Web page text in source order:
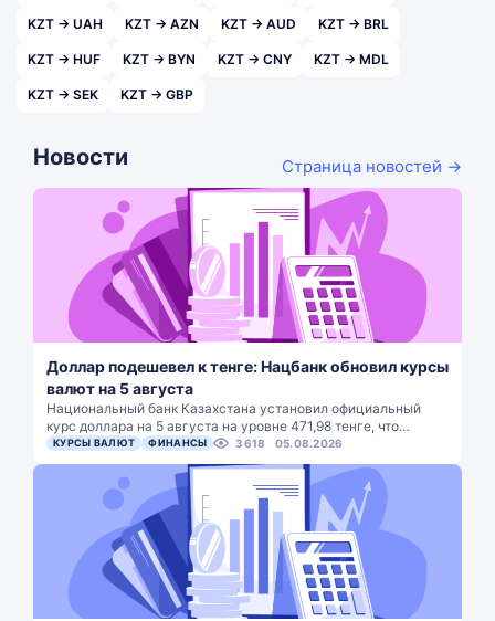
KZT → UAH KZT → AZN KZT → AUD KZT → BRL
KZT → HUF KZT → BYN KZT → CNY KZT → MDL
KZT → SEK KZT → GBP
Новости Страница новостей →
Доллар подешевел к тенге: Нацбанк обновил курсы
валют на 5 августа
Национальный банк Казахстана установил официальный
курс доллара на 5 августа на уровне 471,98 тенге, что…
КУРСЫ ВАЛЮТ ФИНАНСЫ 3618 05.08.2026